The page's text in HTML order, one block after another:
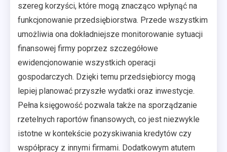
szereg korzyści, które mogą znacząco wpłynąć na
funkcjonowanie przedsiębiorstwa. Przede wszystkim
umożliwia ona dokładniejsze monitorowanie sytuacji
finansowej firmy poprzez szczegółowe
ewidencjonowanie wszystkich operacji
gospodarczych. Dzięki temu przedsiębiorcy mogą
lepiej planować przyszłe wydatki oraz inwestycje.
Pełna księgowość pozwala także na sporządzanie
rzetelnych raportów finansowych, co jest niezwykle
istotne w kontekście pozyskiwania kredytów czy
współpracy z innymi firmami. Dodatkowym atutem